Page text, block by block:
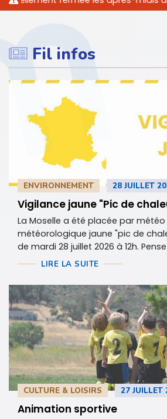
Fil infos
ENVIRONNEMENT 28 JUILLET
Vigilance jaune "Pic de
La Moselle a été placée par
météorologique jaune "pic de
de mardi 28 juillet 2026 à 12h.
LIRE LA SUITE
CULTURE & LOISIRS 27 JUILLET
Animation sportive